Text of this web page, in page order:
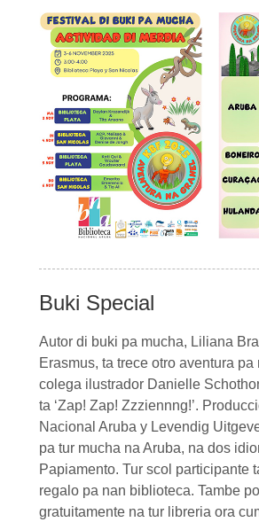
Buki Special
Autor di buki pa mucha, Liliana
Erasmus, ta trece otro aventura
colega ilustrador Danielle
ta ‘Zap! Zap! Zzziennng!’.
Nacional Aruba y Levendig
pa tur mucha na Aruba, na dos
Papiamento. Tur scol participante
regalo pa nan biblioteca. Tambe
gratuitamente na tur libreria ora